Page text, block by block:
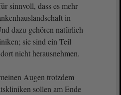
sinnvoll, dass es mehr
in
dazu gehören natürlich
sie sind ein Teil
nicht herausnehmen.
Augen trotzdem
sollen am Ende